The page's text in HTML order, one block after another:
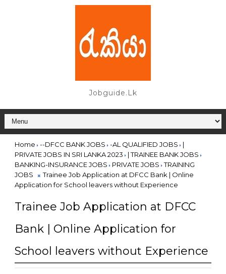
Jobguide.lk
Home --DFCC BANK JOBS -AL QUALIFIED JOBS
|
PRIVATE JOBS IN SRI LANKA 2023
| TRAINEE BANK JOBS
BANKING-INSURANCE JOBS
PRIVATE JOBS
TRAINING
JOBS
Trainee Job Application at DFCC Bank | Online
Application for School leavers without Experience
Trainee Job Application at DFCC
Bank | Online Application for
School leavers without Experience